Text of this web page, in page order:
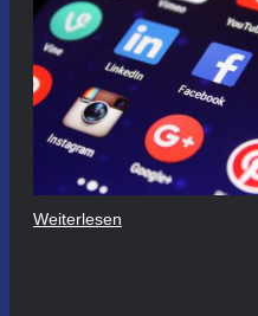
Weiterlesen